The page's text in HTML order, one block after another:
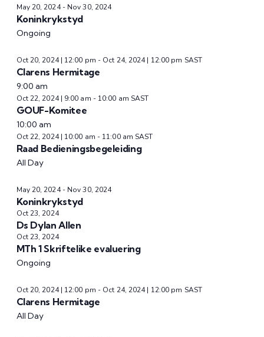
May 20, 2024- Nov 30, 2024
Koninkrykstyd
Ongoing
Oct 20, 2024 | 12:00 pm - Oct 24, 2024 | 12:00 pm SAST
Clarens Hermitage
9:00 am
Oct 22, 2024 | 9:00 am - 10:00 am SAST
GOUF-Komitee
10:00 am
Oct 22, 2024 | 10:00 am - 11:00 am SAST
Raad Bedieningsbegeleiding
All Day
May 20, 2024- Nov 30, 2024
Koninkrykstyd
Oct 23, 2024
Ds Dylan Allen
Oct 23, 2024
MTh 1 Skriftelike evaluering
Ongoing
Oct 20, 2024 | 12:00 pm - Oct 24, 2024 | 12:00 pm SAST
Clarens Hermitage
All Day